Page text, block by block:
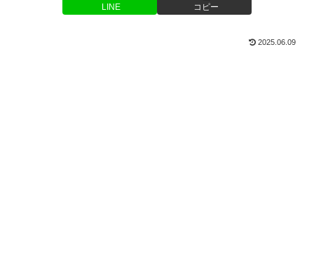
LINE コピー
2025.06.09